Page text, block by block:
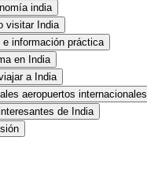
india
visitar India
e información práctica
en India
a India
aeropuertos internacionales
de India